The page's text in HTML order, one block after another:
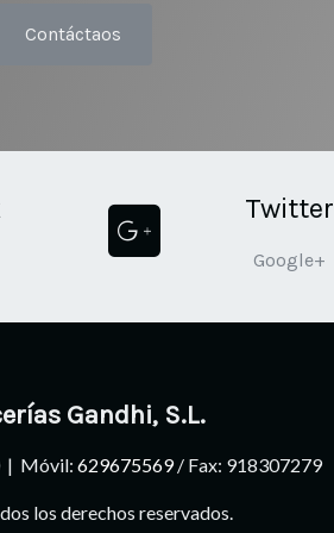
Contáctaos
Twitter
Google+
Gandhi, S.L.
| Móvil: 629675569/ Fax: 918307279
los derechos reservados.